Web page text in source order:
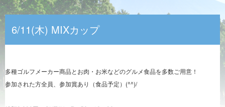
6/11(木) MIXカップ
多種ゴルフメーカー商品とお肉・お米などのグルメ食品を多数ご用意！
参加された方全員、参加賞あり（食品予定）(^^)/